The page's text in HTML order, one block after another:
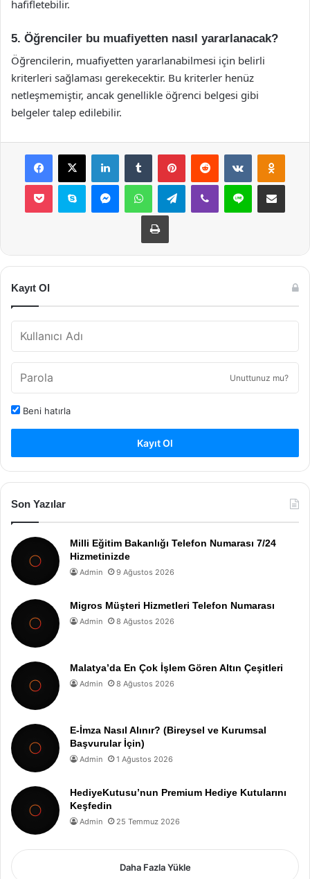
hafifletebilir.
5. Öğrenciler bu muafiyetten nasıl yararlanacak?
Öğrencilerin, muafiyetten yararlanabilmesi için belirli
kriterleri sağlaması gerekecektir. Bu kriterler henüz
netleşmemiştir, ancak genellikle öğrenci belgesi gibi
belgeler talep edilebilir.
Facebook
X LinkedInTumblr PinterestReddit VKontakte
Pocket Skype MessengerWhatsAppTelegramViber Line E-Posta ile
Yazdır
Kayıt Ol
Unuttunuz mu?
Beni hatırla
Kayıt Ol
Son Yazılar
Milli Eğitim Bakanlığı Telefon Numarası 7/24
Hizmetinizde
Admin 9 Ağustos 2026
Migros Müşteri Hizmetleri Telefon Numarası
Admin 8 Ağustos 2026
Malatya’da En Çok İşlem Gören Altın Çeşitleri
Admin 8 Ağustos 2026
E-İmza Nasıl Alınır? (Bireysel ve Kurumsal
Başvurular İçin)
Admin 1 Ağustos 2026
HediyeKutusu’nun Premium Hediye Kutularını
Keşfedin
Admin 25 Temmuz 2026
Daha Fazla Yükle